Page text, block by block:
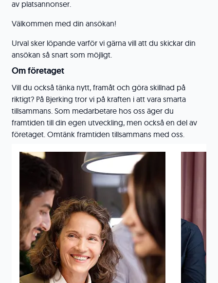
av platsannonser.
Välkommen med din ansökan!
Urval sker löpande varför vi gärna vill att du skickar din
ansökan så snart som möjligt.
Om företaget
Vill du också tänka nytt, framåt och göra skillnad på
riktigt? På Bjerking tror vi på kraften i att vara smarta
tillsammans. Som medarbetare hos oss äger du
framtiden till din egen utveckling, men också en del av
företaget. Omtänk framtiden tillsammans med oss.